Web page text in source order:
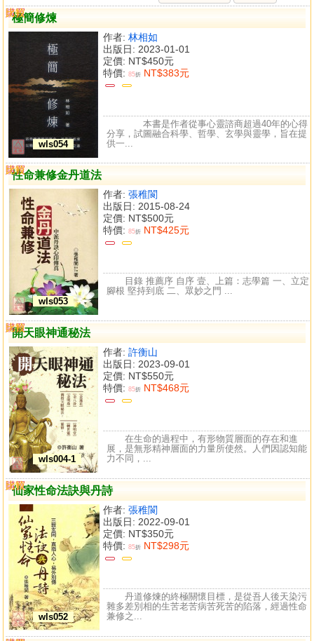
極簡修煉
wls054
作者: 林相如
出版日: 2023-01-01
定價: NT$450元
特價: 85折 NT$383元
購買
比較
本書是作者從事心靈諮商超過40年的心得
分享，試圖融合科學、哲學、玄學與靈學，旨在提
供一...
性命兼修金丹道法
wls053
作者: 張稚閬
出版日: 2015-08-24
定價: NT$500元
特價: 85折 NT$425元
購買
比較
目錄 推薦序 自序 壹、上篇：志學篇 一、立定
腳根 堅持到底 二、眾妙之門 ...
開天眼神通秘法
wls004-1
作者: 許衡山
出版日: 2023-09-01
定價: NT$550元
特價: 85折 NT$468元
購買
比較
在生命的過程中，有形物質層面的存在和進
展，是無形精神層面的力量所使然。人們因認知能
力不同，...
仙家性命法訣與丹詩
wls052
作者: 張稚閬
出版日: 2022-09-01
定價: NT$350元
特價: 85折 NT$298元
購買
比較
丹道修煉的終極關懷目標，是從吾人後天染污
雜多差別相的生苦老苦病苦死苦的陷落，經過性命
兼修之...